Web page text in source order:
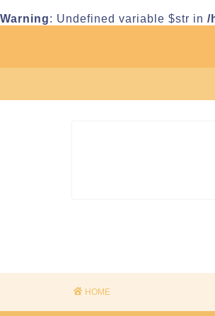
Warning: Undefined variable $str in /
HOME